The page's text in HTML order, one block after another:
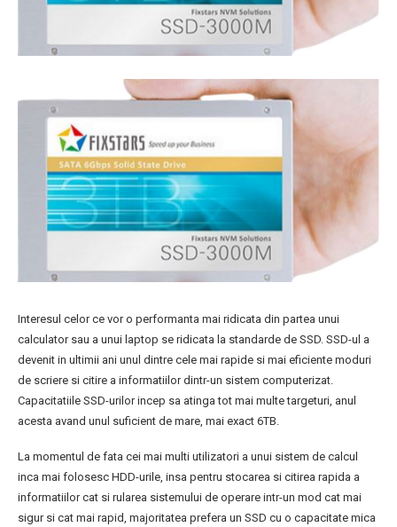
Interesul celor ce vor o performanta mai ridicata din partea unui
calculator sau a unui laptop se ridicata la standarde de SSD. SSD-ul a
devenit in ultimii ani unul dintre cele mai rapide si mai eficiente moduri
de scriere si citire a informatiilor dintr-un sistem computerizat.
Capacitatiile SSD-urilor incep sa atinga tot mai multe targeturi, anul
acesta avand unul suficient de mare, mai exact 6TB.
La momentul de fata cei mai multi utilizatori a unui sistem de calcul
inca mai folosesc HDD-urile, insa pentru stocarea si citirea rapida a
informatiilor cat si rularea sistemului de operare intr-un mod cat mai
sigur si cat mai rapid, majoritatea prefera un SSD cu o capacitate mica